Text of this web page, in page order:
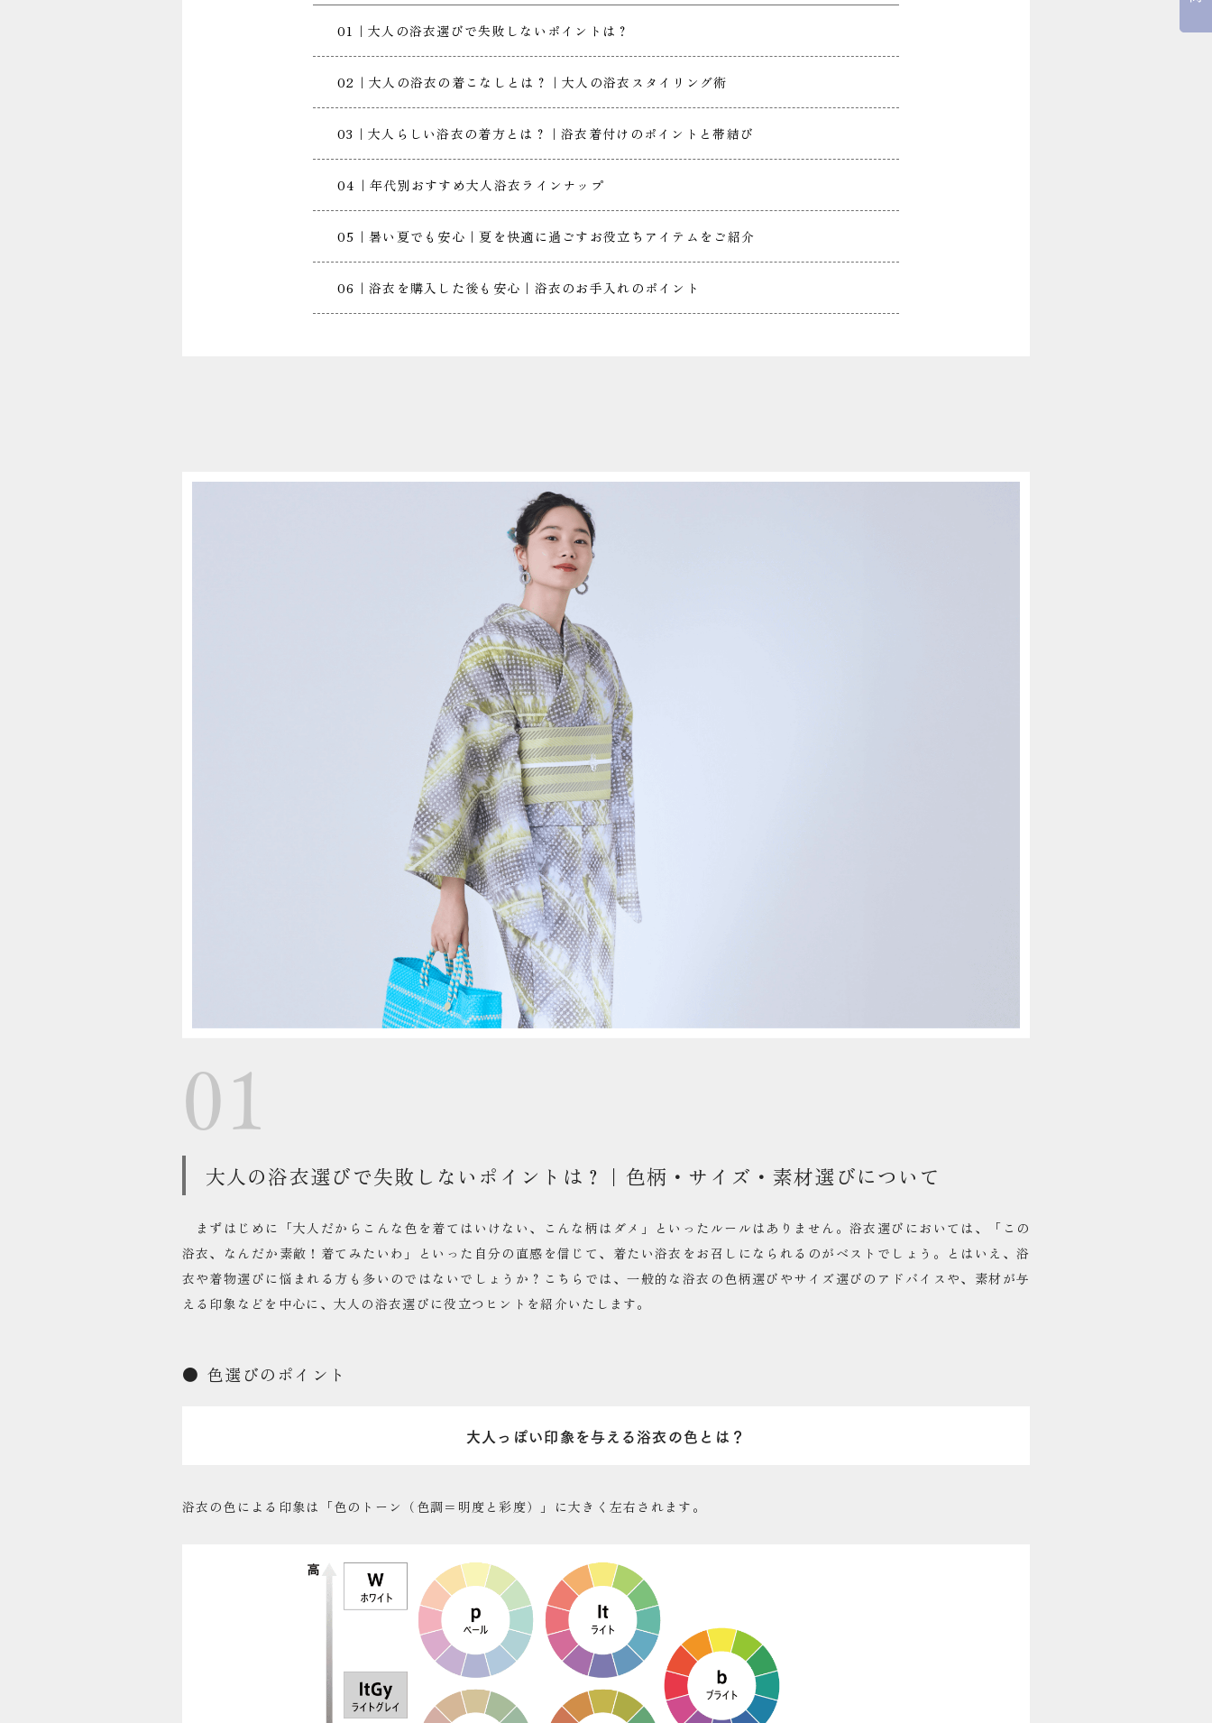
01｜大人の浴衣選びで失敗しないポイントは？
02｜大人の浴衣の着こなしとは？｜大人の浴衣スタイリング術
03｜大人らしい浴衣の着方とは？｜浴衣着付けのポイントと帯結び
04｜年代別おすすめ大人浴衣ラインナップ
05｜暑い夏でも安心｜夏を快適に過ごすお役立ちアイテムをご紹介
06｜浴衣を購入した後も安心｜浴衣のお手入れのポイント
01
大人の浴衣選びで失敗しないポイントは？｜色柄・サイズ・素材選びについて
まずはじめに「大人だからこんな色を着てはいけない、こんな柄はダメ」といったルールはありません。浴衣選びにおいては、「この
浴衣、なんだか素敵！着てみたいわ」といった自分の直感を信じて、着たい浴衣をお召しになられるのがベストでしょう。とはいえ、浴
衣や着物選びに悩まれる方も多いのではないでしょうか？こちらでは、一般的な浴衣の色柄選びやサイズ選びのアドバイスや、素材が与
える印象などを中心に、大人の浴衣選びに役立つヒントを紹介いたします。
色選びのポイント
大人っぽい印象を与える浴衣の色とは？
浴衣の色による印象は「色のトーン（色調＝明度と彩度）」に大きく左右されます。